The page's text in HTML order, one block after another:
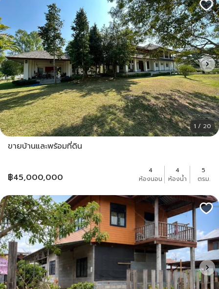
1 / 20
ขายบ้านและพร้อมที่ดิน
฿45,000,000
4
ห้องนอน
4
ห้องน้ำ
5
ตรม.